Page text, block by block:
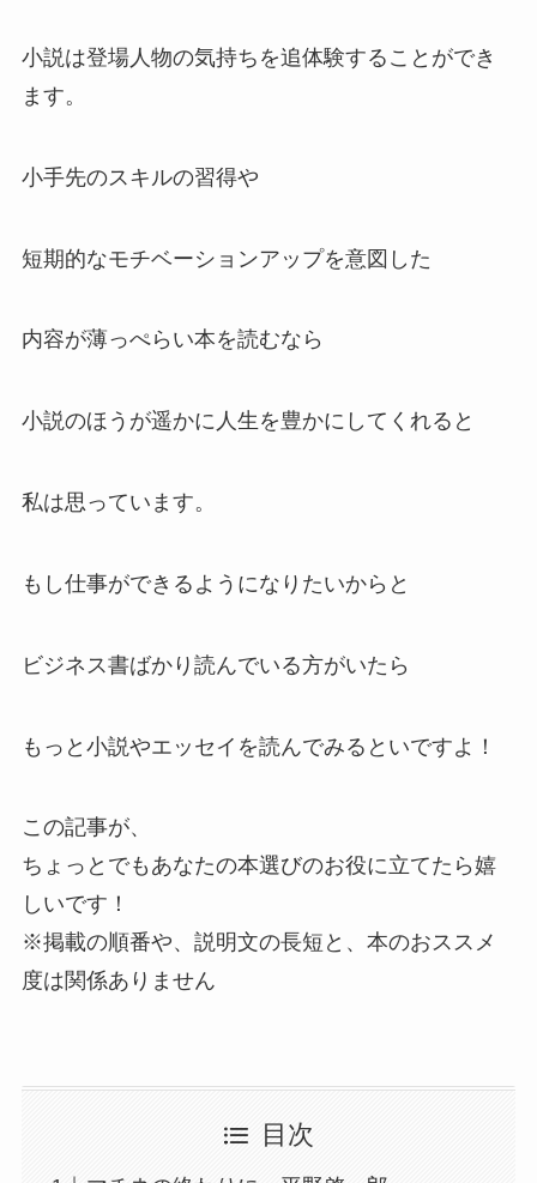
小説は登場人物の気持ちを追体験することができ
ます。
小手先のスキルの習得や
短期的なモチベーションアップを意図した
内容が薄っぺらい本を読むなら
小説のほうが遥かに人生を豊かにしてくれると
私は思っています。
もし仕事ができるようになりたいからと
ビジネス書ばかり読んでいる方がいたら
もっと小説やエッセイを読んでみるといですよ！
この記事が、
ちょっとでもあなたの本選びのお役に立てたら嬉
しいです！
※掲載の順番や、説明文の長短と、本のおススメ
度は関係ありません
目次